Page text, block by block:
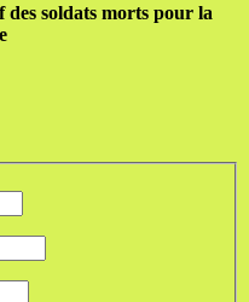
soldats morts pour la